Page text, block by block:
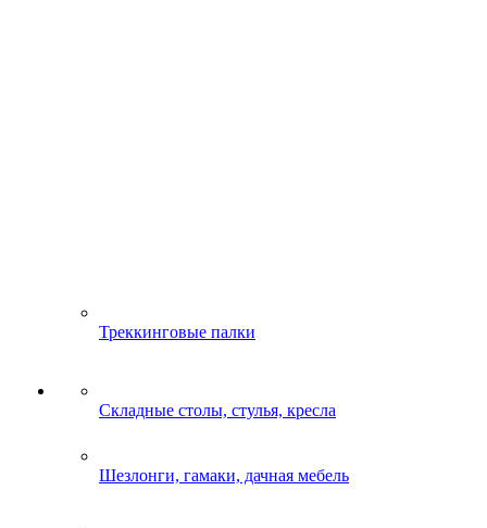
Треккинговые палки
Складные столы, стулья, кресла
Шезлонги, гамаки, дачная мебель